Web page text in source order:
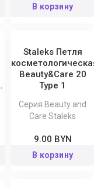
В корзину
Staleks Петля
Beauty&Care 20
Type 1
Серия Beauty and
Care Staleks
9.00 BYN
В корзину